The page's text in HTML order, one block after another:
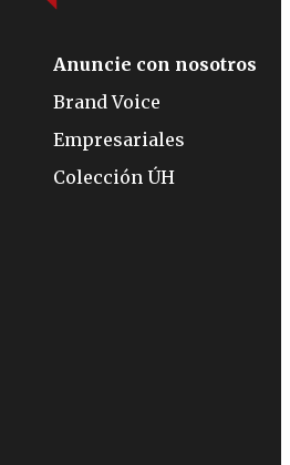
Anuncie con nosotros
Brand Voice
Empresariales
Colección ÚH